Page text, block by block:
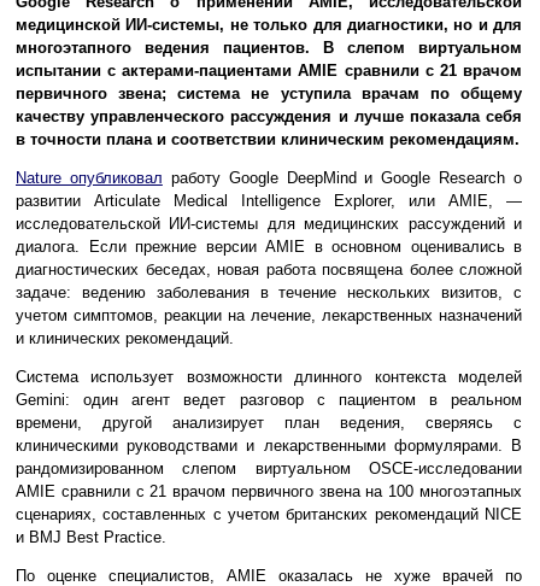
медицинской ИИ-системы, не только для диагностики, но и для
многоэтапного ведения пациентов. В слепом виртуальном
испытании с актерами-пациентами AMIE сравнили с 21 врачом
первичного звена; система не уступила врачам по общему
качеству управленческого рассуждения и лучше показала себя
в точности плана и соответствии клиническим рекомендациям.
Nature опубликовал работу Google DeepMind и Google Research о
развитии Articulate Medical Intelligence Explorer, или AMIE, —
исследовательской ИИ-системы для медицинских рассуждений и
диалога. Если прежние версии AMIE в основном оценивались в
диагностических беседах, новая работа посвящена более сложной
задаче: ведению заболевания в течение нескольких визитов, с
учетом симптомов, реакции на лечение, лекарственных назначений
и клинических рекомендаций.
Система использует возможности длинного контекста моделей
Gemini: один агент ведет разговор с пациентом в реальном
времени, другой анализирует план ведения, сверяясь с
клиническими руководствами и лекарственными формулярами. В
рандомизированном слепом виртуальном OSCE-исследовании
AMIE сравнили с 21 врачом первичного звена на 100 многоэтапных
сценариях, составленных с учетом британских рекомендаций NICE
и BMJ Best Practice.
По оценке специалистов, AMIE оказалась не хуже врачей по